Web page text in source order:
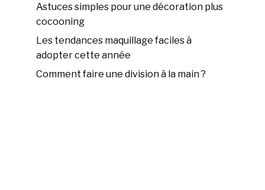
Astuces simples pour une décoration plus
cocooning
Les tendances maquillage faciles à
adopter cette année
Comment faire une division à la main ?